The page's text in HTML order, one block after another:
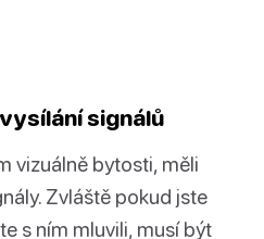
signálů
vizuálně bytosti, měli
Zvláště pokud jste
s ním mluvili, musí být